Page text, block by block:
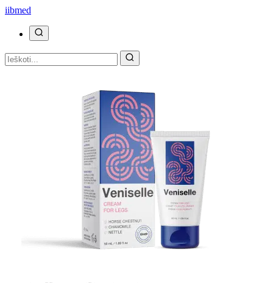
iibmed